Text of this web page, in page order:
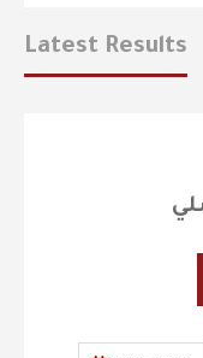
Latest Results